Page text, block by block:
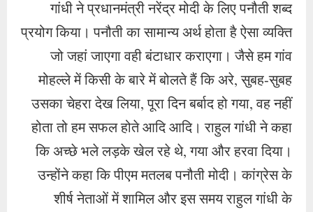
गांधी ने प्रधानमंत्री नरेंद्र मोदी के लिए पनौती शब्द
प्रयोग किया। पनौती का सामान्य अर्थ होता है ऐसा व्यक्ति
जो जहां जाएगा वही बंटाधार कराएगा। जैसे हम गांव
मोहल्ले में किसी के बारे में बोलते हैं कि अरे, सुबह-सुबह
उसका चेहरा देख लिया, पूरा दिन बर्बाद हो गया, वह नहीं
होता तो हम सफल होते आदि आदि। राहुल गांधी ने कहा
कि अच्छे भले लड़के खेल रहे थे, गया और हरवा दिया।
उन्होंने कहा कि पीएम मतलब पनौती मोदी। कांग्रेस के
शीर्ष नेताओं में शामिल और इस समय राहुल गांधी के